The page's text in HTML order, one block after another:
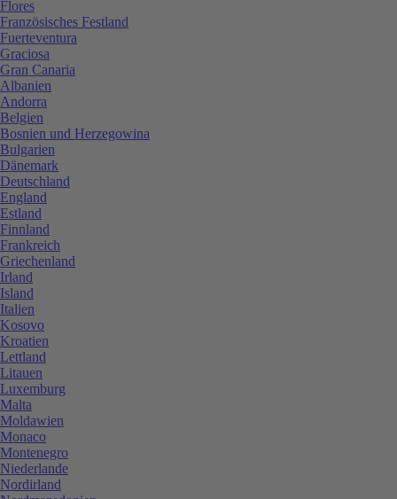
Flores
Französisches Festland
Fuerteventura
Graciosa
Gran Canaria
Albanien
Andorra
Belgien
Bosnien und Herzegowina
Bulgarien
Dänemark
Deutschland
England
Estland
Finnland
Frankreich
Griechenland
Irland
Island
Italien
Kosovo
Kroatien
Lettland
Litauen
Luxemburg
Malta
Moldawien
Monaco
Montenegro
Niederlande
Nordirland